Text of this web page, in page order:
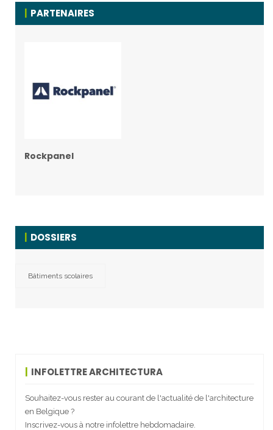
PARTENAIRES
Rockpanel
DOSSIERS
Bâtiments scolaires
INFOLETTRE ARCHITECTURA
Souhaitez-vous rester au courant de l'actualité de l'architecture
en Belgique ?
Inscrivez-vous à notre infolettre hebdomadaire.